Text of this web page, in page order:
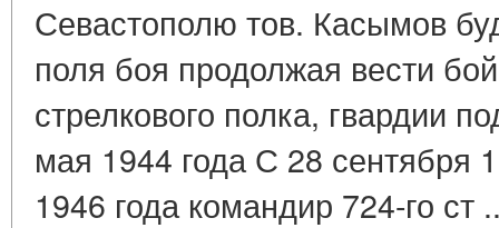
Севастополю тов. Касымов
поля боя продолжая вести
стрелкового полка, гвардии
мая 1944 года С 28 сентября
1946 года командир 724-го ст